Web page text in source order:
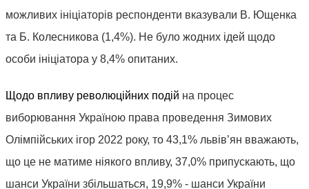
можливих ініціаторів респонденти вказували В. Ющенка
та Б. Колесникова (1,4%). Не було жодних ідей щодо
особи ініціатора у 8,4% опитаних.
Щодо впливу революційних подій на процес
виборювання Україною права проведення Зимових
Олімпійських ігор 2022 року, то 43,1% львів’ян вважають,
що це не матиме ніякого впливу, 37,0% припускають, що
шанси України збільшаться, 19,9% - шанси України